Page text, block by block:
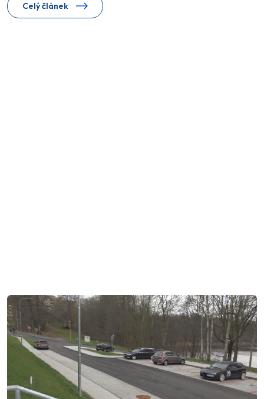
Celý článek